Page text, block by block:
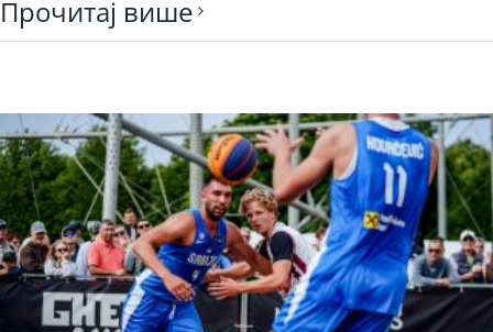
Прочитај више